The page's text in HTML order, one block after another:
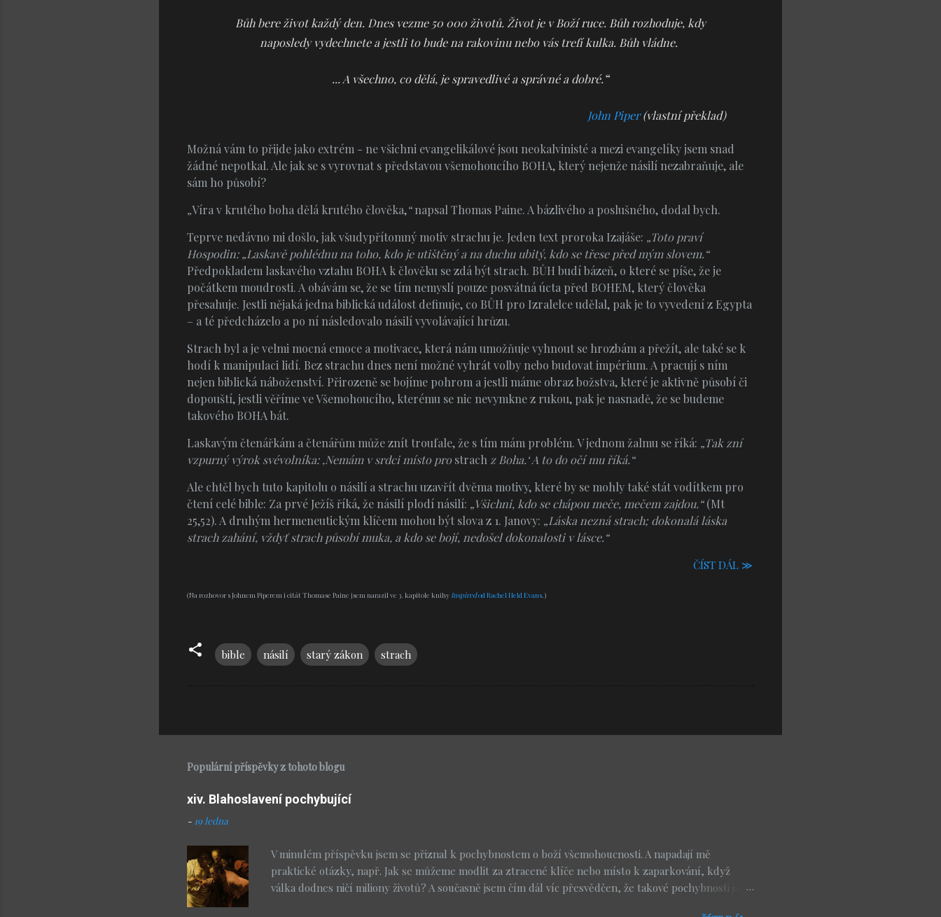
Bůh bere život každý den. Dnes vezme 50 000 životů. Život je v Boží ruce. Bůh rozhoduje, kdy
naposledy vydechnete a jestli to bude na rakovinu nebo vás trefí kulka. Bůh vládne.
... A všechno, co dělá, je spravedlivé a správné a dobré.“
John Piper(vlastní překlad)
Možná vám to přijde jako extrém - ne všichni evangelikálové jsou neokalvinisté a mezi evangelíky jsem snad
žádné nepotkal. Ale jak se s vyrovnat s představou všemohoucího BOHA, který nejenže násilí nezabraňuje, ale
sám ho působí?
„Víra v krutého boha dělá krutého člověka,“napsal Thomas Paine. A bázlivého a poslušného, dodal bych.
Teprve nedávno mi došlo, jak všudypřítomný motiv strachu je. Jeden text proroka Izajáše: „Toto praví
Hospodin: „Laskavě pohlédnu na toho, kdo je utištěný a na duchu ubitý, kdo se třese před mým slovem.“
Předpokladem laskavého vztahu BOHA k člověku se zdá být strach. BŮH budí bázeň, o které se píše, že je
počátkem moudrosti. A obávám se, že se tím nemyslí pouze posvátná úcta před BOHEM, který člověka
přesahuje. Jestli nějaká jedna biblická událost definuje, co BŮH pro Izralelce udělal, pak je to vyvedení z Egypta
– a té předcházelo a po ní následovalo násilí vyvolávající hrůzu.
Strach byl a je velmi mocná emoce a motivace, která nám umožňuje vyhnout se hrozbám a přežít, ale také se k
hodí k manipulaci lidí. Bez strachu dnes není možné vyhrát volby nebo budovat impérium. A pracují s ním
nejen biblická náboženství. Přirozeně se bojíme pohrom a jestli máme obraz božstva, které je aktivně působí či
dopouští, jestli věříme ve Všemohoucího, kterému se nic nevymkne z rukou, pak je nasnadě, že se budeme
takového BOHA bát.
Laskavým čtenářkám a čtenářům může znít troufale, že s tím mám problém. V jednom žalmu se říká: „Tak zní
vzpurný výrok svévolníka: ‚Nemám v srdci místo prostrach z Boha.‘ A to do očí mu říká.“
Ale chtěl bych tuto kapitolu o násilí a strachu uzavřít dvěma motivy, které by se mohly také stát vodítkem pro
čtení celé bible: Za prvé Ježíš říká, že násilí plodí násilí: „Všichni, kdo se chápou meče, mečem zajdou.“(Mt
25,52). A druhým hermeneutickým klíčem mohou být slova z 1. Janovy: „Láska nezná strach; dokonalá láska
strach zahání, vždyť strach působí muka, a kdo se bojí, nedošel dokonalosti v lásce.“
ČÍST DÁL ≫
(Na rozhovor s Johnem Piperem i citát Thomase Paine jsem narazil ve 3. kapitole knihyInspiredod Rachel Held Evans.)
bible násilí starý zákon strach
Populární příspěvky z tohoto blogu
xiv. Blahoslavení pochybující
- 19 ledna
V minulém příspěvku jsem se přiznal k pochybnostem o boží všemohoucnosti. A napadají mě
praktické otázky, např. Jak se můžeme modlit za ztracené klíče nebo místo k zaparkování, když
válka dodnes ničí miliony životů? A současně jsem čím dál víc přesvědčen, že takové pochybnosti jsou